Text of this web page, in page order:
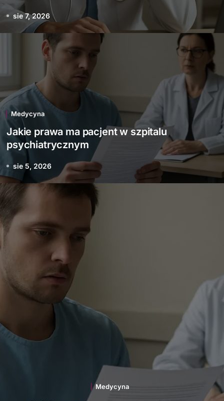
sie 7, 2026
Medycyna
Jakie prawa ma pacjent w szpitalu
psychiatrycznym
sie 5, 2026
Medycyna